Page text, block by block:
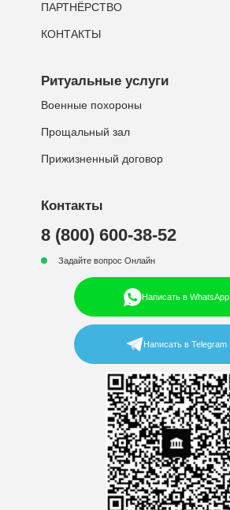
ПАРТНЁРСТВО
КОНТАКТЫ
Ритуальные услуги
Военные похороны
Прощальный зал
Прижизненный договор
Контакты
8 (800) 600-38-52
Задайте вопрос Онлайн
Написать в WhatsApp
Написать в Telegram